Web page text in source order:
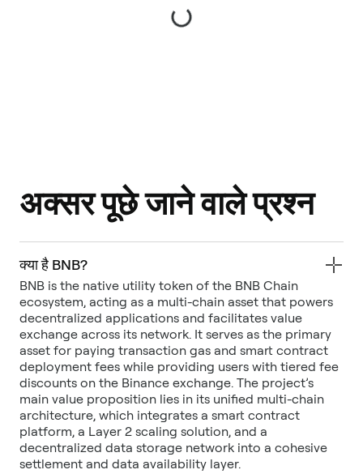
अक्सर पूछे जाने वाले प्रश्न
क्या है BNB?
BNB is the native utility token of the BNB Chain
ecosystem, acting as a multi-chain asset that powers
decentralized applications and facilitates value
exchange across its network. It serves as the primary
asset for paying transaction gas and smart contract
deployment fees while providing users with tiered fee
discounts on the Binance exchange. The project’s
main value proposition lies in its unified multi-chain
architecture, which integrates a smart contract
platform, a Layer 2 scaling solution, and a
decentralized data storage network into a cohesive
settlement and data availability layer.